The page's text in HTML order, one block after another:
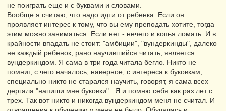
не поиграть еще и с буквами и словами.
Вообще я считаю, что надо идти от ребенка. Если он
проявляет интерес к тому, что вы ему преподать хотите, тогда
этим можно заниматься. Если нет - нечего и копья ломать. И в
крайности впадать не стоит: "амбиции", "вундеркинды", далеко
не каждый ребенок, рано научившийся читать, является
вундеркиндом. Я сама в три года читала бегло. Никто не
помнит, с чего началось, наверное, с интереса к буковкам,
специально никто не старался научить, говорят, я сама всех
дергала "напиши мне буковки". Я и помню себя как раз лет с
трех. Так вот никто и никогда вундеркиндом меня не считал. И